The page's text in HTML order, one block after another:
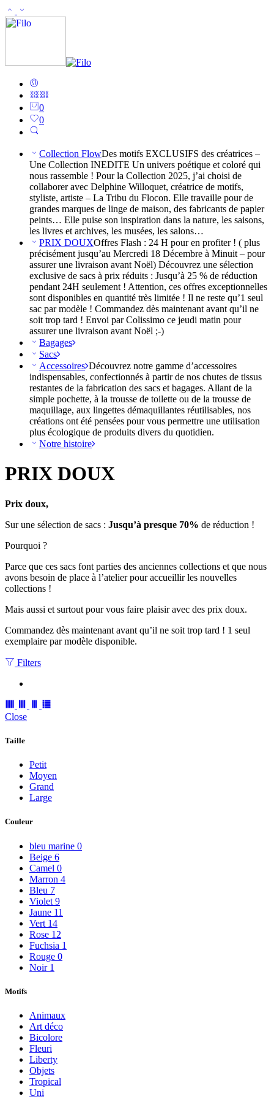
0
0
Collection FlowDes motifs EXCLUSIFS des créatrices –
Une Collection INEDITE Un univers poétique et coloré qui
nous rassemble ! Pour la Collection 2025, j’ai choisi de
collaborer avec Delphine Willoquet, créatrice de motifs,
styliste, artiste – La Tribu du Flocon. Elle travaille pour de
grandes marques de linge de maison, des fabricants de papier
peints… Elle puise son inspiration dans la nature, les saisons,
les livres et archives, les musées, les salons…
PRIX DOUXOffres Flash : 24 H pour en profiter ! ( plus
précisément jusqu’au Mercredi 18 Décembre à Minuit – pour
assurer une livraison avant Noël) Découvrez une sélection
exclusive de sacs à prix réduits : Jusqu’à 25 % de réduction
pendant 24H seulement ! Attention, ces offres exceptionnelles
sont disponibles en quantité très limitée ! Il ne reste qu’1 seul
sac par modèle ! Commandez dès maintenant avant qu’il ne
soit trop tard ! Envoi par Colissimo ce jeudi matin pour
assurer une livraison avant Noël ;-)
Bagages
Sacs
Accessoires Découvrez notre gamme d’accessoires
indispensables, confectionnés à partir de nos chutes de tissus
restantes de la fabrication des sacs et bagages. Allant de la
simple pochette, à la trousse de toilette ou de la trousse de
maquillage, aux lingettes démaquillantes réutilisables, nos
créations ont été pensées pour vous permettre une utilisation
plus écologique de produits divers du quotidien.
Notre histoire
PRIX DOUX
Prix doux,
Sur une sélection de sacs : Jusqu’à presque 70% de réduction !
Pourquoi ?
Parce que ces sacs font parties des anciennes collections et que nous
avons besoin de place à l’atelier pour accueillir les nouvelles
collections !
Mais aussi et surtout pour vous faire plaisir avec des prix doux.
Commandez dès maintenant avant qu’il ne soit trop tard ! 1 seul
exemplaire par modèle disponible.
Filters
Close
Taille
Petit
Moyen
Grand
Large
Couleur
bleu marine 0
Beige 6
Camel 0
Marron 4
Bleu 7
Violet 9
Jaune 11
Vert 14
Rose 12
Fuchsia 1
Rouge 0
Noir 1
Motifs
Animaux
Art déco
Bicolore
Fleuri
Liberty
Objets
Tropical
Uni